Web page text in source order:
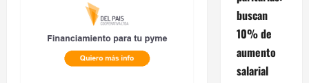
buscan
10% de
aumento
salarial